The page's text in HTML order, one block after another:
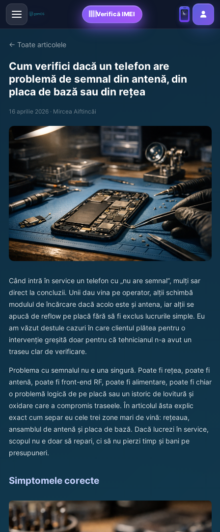
Verifică IMEI
← Toate articolele
Cum verifici dacă un telefon are
problemă de semnal din antenă, din
placa de bază sau din rețea
16 aprilie 2026 · Mircea Aiftincăi
Când intră în service un telefon cu „nu are semnal”, mulți sar
direct la concluzii. Unii dau vina pe operator, alții schimbă
modulul de încărcare dacă acolo este și antena, iar alții se
apucă de reflow pe placă fără să fi exclus lucrurile simple. Eu
am văzut destule cazuri în care clientul plătea pentru o
intervenție greșită doar pentru că tehnicianul n-a avut un
traseu clar de verificare.
Problema cu semnalul nu e una singură. Poate fi rețea, poate fi
antenă, poate fi front-end RF, poate fi alimentare, poate fi chiar
o problemă logică de pe placă sau un istoric de lovitură și
oxidare care a compromis traseele. În articolul ăsta explic
exact cum separ eu cele trei zone mari de vină: rețeaua,
ansamblul de antenă și placa de bază. Dacă lucrezi în service,
scopul nu e doar să repari, ci să nu pierzi timp și bani pe
presupuneri.
Simptomele corecte